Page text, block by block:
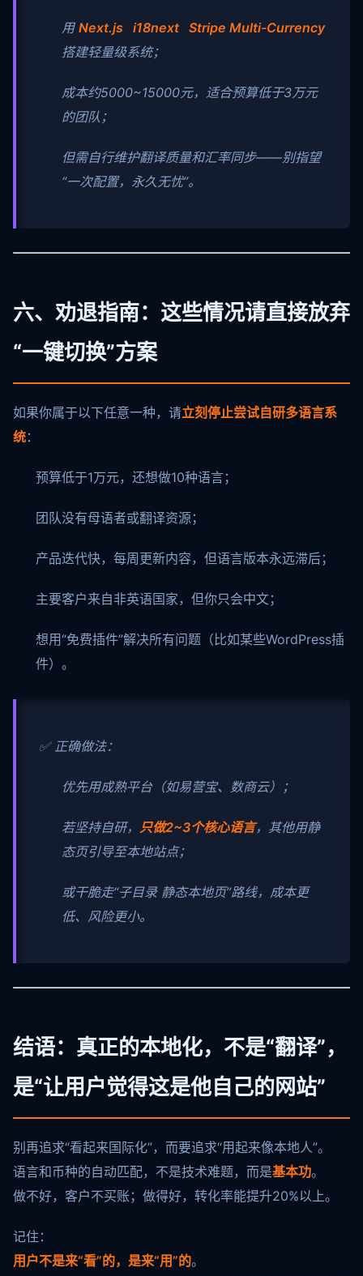
用 Next.js i18next Stripe Multi-Currency
搭建轻量级系统；
成本约5000~15000元，适合预算低于3万元
的团队；
但需自行维护翻译质量和汇率同步——别指望
“一次配置，永久无忧”。
六、劝退指南：这些情况请直接放弃
“一键切换”方案
如果你属于以下任意一种，请立刻停止尝试自研多语言系
统：
预算低于1万元，还想做10种语言；
团队没有母语者或翻译资源；
产品迭代快，每周更新内容，但语言版本永远滞后；
主要客户来自非英语国家，但你只会中文；
想用“免费插件”解决所有问题（比如某些WordPress插
件）。
✅ 正确做法：
优先用成熟平台（如易营宝、数商云）；
若坚持自研， 只做2~3个核心语言，其他用静
态页引导至本地站点；
或干脆走“子目录 静态本地页”路线，成本更
低、风险更小。
结语：真正的本地化，不是“翻译”，
是“让用户觉得这是他自己的网站”
别再追求“看起来国际化”，而要追求“用起来像本地人”。
语言和币种的自动匹配，不是技术难题，而是基本功。
做不好，客户不买账；做得好，转化率能提升20%以上。
记住：
用户不是来“看”的，是来“用”的。